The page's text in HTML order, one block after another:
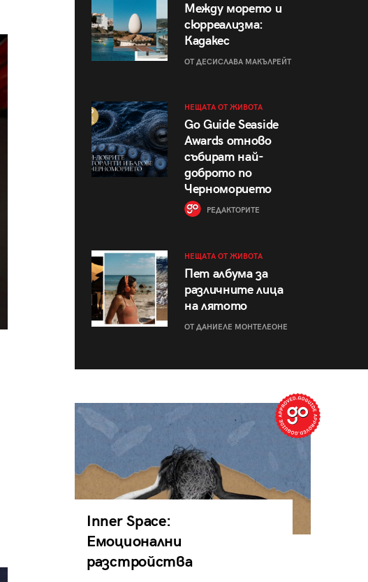
Между морето и
сюрреализма:
Кадакес
ОТ ДЕСИСЛАВА МАКЪЛРЕЙТ
НЕЩАТА ОТ ЖИВОТА
Go Guide Seaside
Awards отново
събират най-
доброто по
Черноморието
РЕДАКТОРИТЕ
НЕЩАТА ОТ ЖИВОТА
Пет албума за
различните лица
на лятото
ОТ ДАНИЕЛЕ МОНТЕЛЕОНЕ
Inner Space:
Емоционални
разстройства